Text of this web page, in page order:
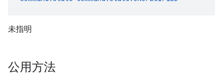
未指明
公用方法